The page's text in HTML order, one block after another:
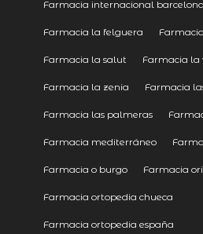
Farmacia internacional barcelona
Farmacia la felguera
Farmacia la salut Farmacia la
Farmacia la zenia Farmacia
Farmacia las palmeras
Farmacia mediterráneo
Farmacia o burgo Farmacia
Farmacia ortopedia chueca
Farmacia ortopedia españa